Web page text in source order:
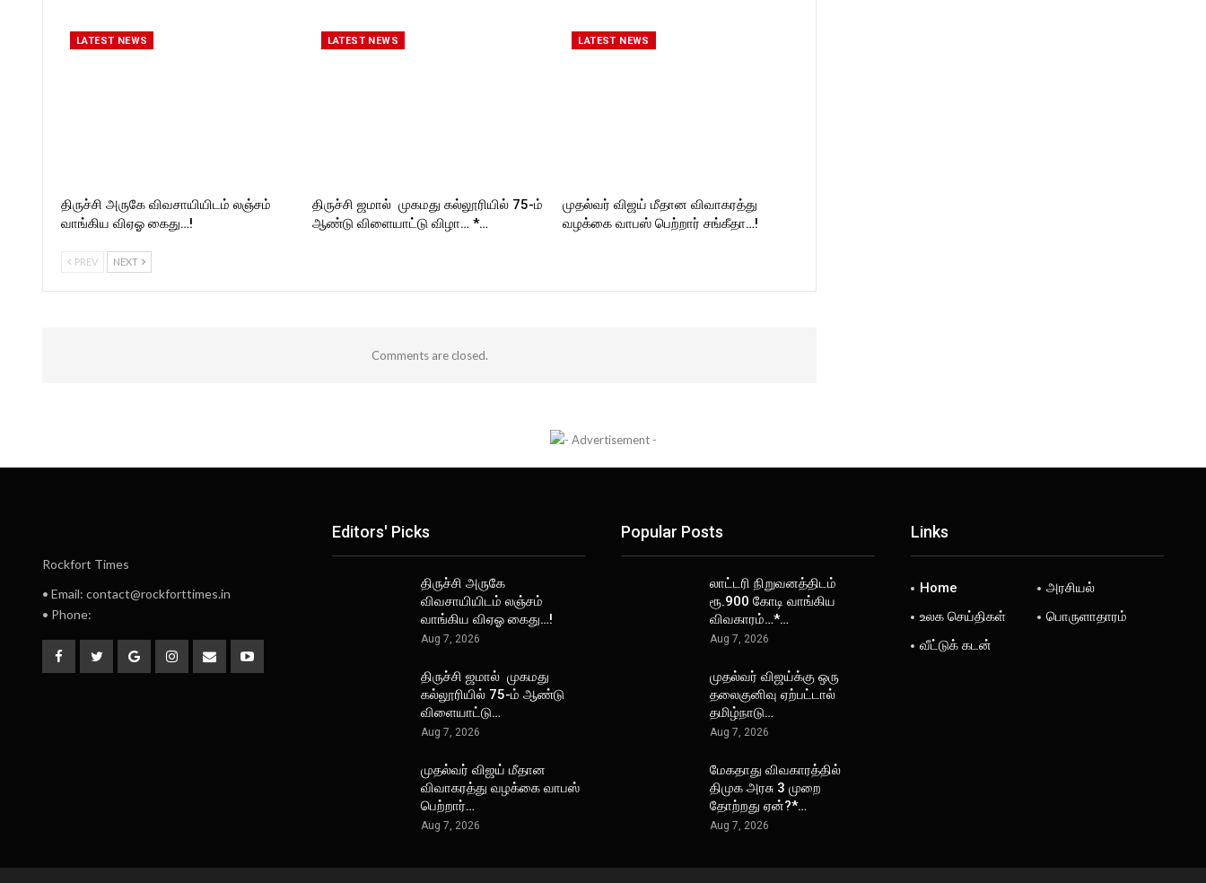
LATEST NEWS
திருச்சி அருகே விவசாயியிடம் லஞ்சம்
வாங்கிய விஏஓ கைது…!
LATEST NEWS
திருச்சி ஜமால் முகமது கல்லூரியில் 75-ம்
ஆண்டு விளையாட்டு விழா… *…
LATEST NEWS
முதல்வர் விஜய் மீதான விவாகரத்து
வழக்கை வாபஸ் பெற்றார் சங்கீதா…!
PREV NEXT
Comments are closed.
Rockfort Times
• Email: contact@rockforttimes.in
• Phone:
Editors' Picks
திருச்சி அருகே
விவசாயியிடம் லஞ்சம்
வாங்கிய விஏஓ கைது…!
Aug 7, 2026
திருச்சி ஜமால் முகமது
கல்லூரியில் 75-ம் ஆண்டு
விளையாட்டு…
Aug 7, 2026
முதல்வர் விஜய் மீதான
விவாகரத்து வழக்கை வாபஸ்
பெற்றார்…
Aug 7, 2026
Popular Posts
லாட்டரி நிறுவனத்திடம்
ரூ.900 கோடி வாங்கிய
விவகாரம்…*…
Aug 7, 2026
முதல்வர் விஜய்க்கு ஒரு
தலைகுனிவு ஏற்பட்டால்
தமிழ்நாடு…
Aug 7, 2026
மேகதாது விவகாரத்தில்
திமுக அரசு 3 முறை
தோற்றது ஏன்?*…
Aug 7, 2026
Links
Home
அரசியல்
உலக செய்திகள்
பொருளாதாரம்
வீட்டுக் கடன்